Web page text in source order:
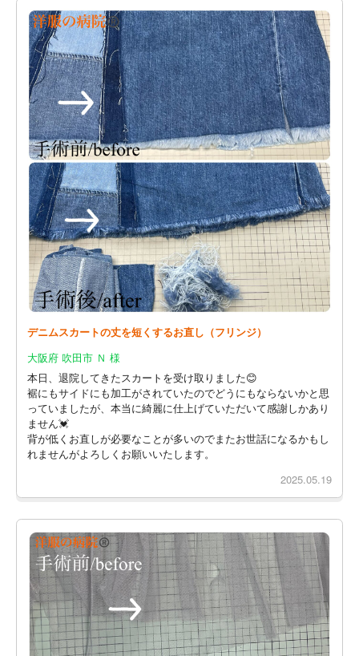
デニムスカートの丈を短くするお直し（フリンジ）
大阪府 吹田市 Ｎ 様
本日、退院してきたスカートを受け取りました😊
裾にもサイドにも加工がされていたのでどうにもならないかと思
っていましたが、本当に綺麗に仕上げていただいて感謝しかあり
ません💓
背が低くお直しが必要なことが多いのでまたお世話になるかもし
れませんがよろしくお願いいたします。
2025.05.19